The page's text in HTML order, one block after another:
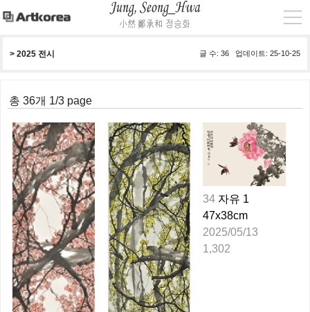
글 수: 36 업데이트: 25-10-25
> 2025 전시
총 36개 1/3 page
34 자유 1
47x38cm
2025/05/13
1,302